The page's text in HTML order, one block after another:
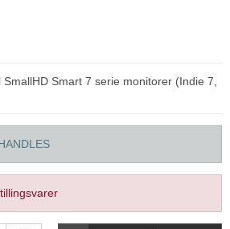
Smart 7 serie monitorer (Indie 7,